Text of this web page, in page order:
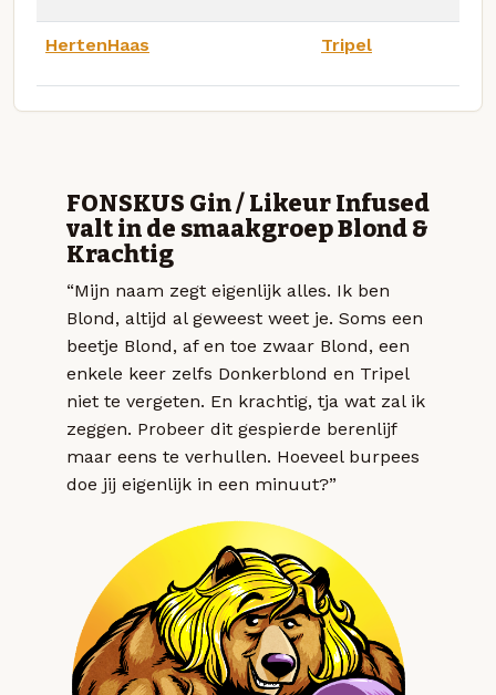
HertenHaas Tripel
FONSKUS Gin / Likeur Infused
valt in de smaakgroep Blond &
Krachtig
“Mijn naam zegt eigenlijk alles. Ik ben
Blond, altijd al geweest weet je. Soms een
beetje Blond, af en toe zwaar Blond, een
enkele keer zelfs Donkerblond en Tripel
niet te vergeten. En krachtig, tja wat zal ik
zeggen. Probeer dit gespierde berenlijf
maar eens te verhullen. Hoeveel burpees
doe jij eigenlijk in een minuut?”